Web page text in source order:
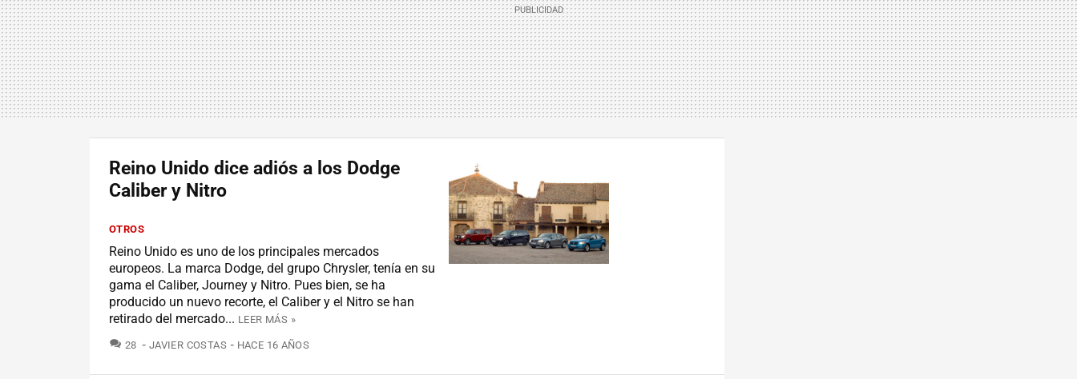
Reino Unido dice adiós a los Dodge
Caliber y Nitro
OTROS
Reino Unido es uno de los principales mercados
europeos. La marca Dodge, del grupo Chrysler, tenía en su
gama el Caliber, Journey y Nitro. Pues bien, se ha
producido un nuevo recorte, el Caliber y el Nitro se han
retirado del mercado... LEER MÁS »
28 COMENTARIOS
JAVIER COSTAS HACE 16 AÑOS